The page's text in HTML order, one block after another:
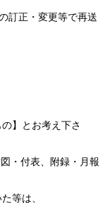
訂正・変更等で再送
】とお考え下さ
・付表、附録・月報
等は、